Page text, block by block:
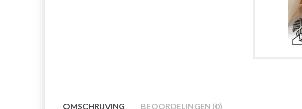
OMSCHRIJVING BEOORDELINGEN (0)